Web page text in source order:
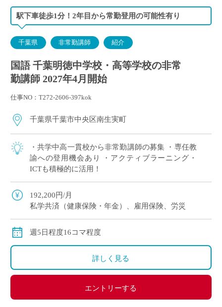
駅下車徒歩1分！2年目から常勤登用の可能性有り
千葉県 非常勤講師 紹介
国語 千葉明徳中学校・高等学校の非常
勤講師 2027年4月開始
仕事NO：T272-2606-397kok
千葉県千葉市中央区南生実町
・共学中高一貫校から非常勤講師の募集 ・専任教
諭への登用機会あり ・アクティブラーニング・
ICTも積極的に活用！
192,200円/月
私学共済（健康保険・年金）、雇用保険、労災
週5日程度16コマ程度
詳しく見る
エントリーする